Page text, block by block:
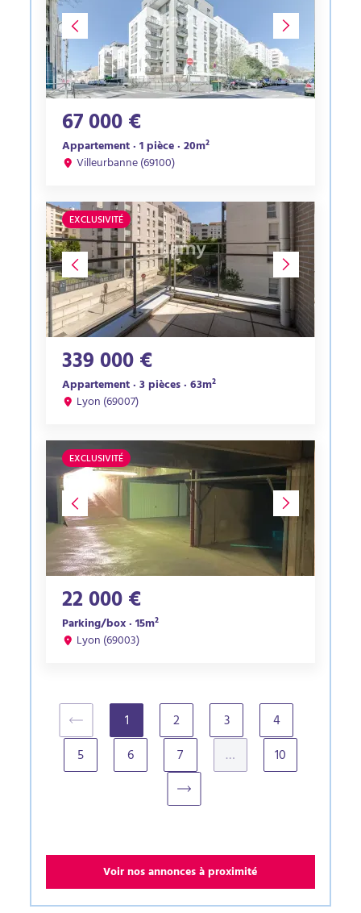
67 000 €
Appartement · 1 pièce · 20m²
Villeurbanne (69100)
EXCLUSIVITÉ
339 000 €
Appartement · 3 pièces · 63m²
Lyon (69007)
EXCLUSIVITÉ
22 000 €
Parking/box · 15m²
Lyon (69003)
1(current)2 3
4
5
6 7 … 10
Voir nos annonces à proximité